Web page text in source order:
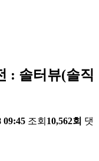
: 솔터뷰(솔직
09:45 조회 10,562회 댓